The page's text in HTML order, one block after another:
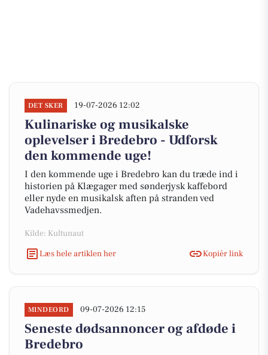
DET SKER 19-07-2026 12:02
Kulinariske og musikalske
oplevelser i Bredebro - Udforsk
den kommende uge!
I den kommende uge i Bredebro kan du træde ind i
historien på Klægager med sønderjysk kaffebord
eller nyde en musikalsk aften på stranden ved
Vadehavssmedjen.
Kilde: Kultunaut
Læs hele artiklen her
Kopiér link
MINDEORD 09-07-2026 12:15
Seneste dødsannoncer og afdøde i
Bredebro